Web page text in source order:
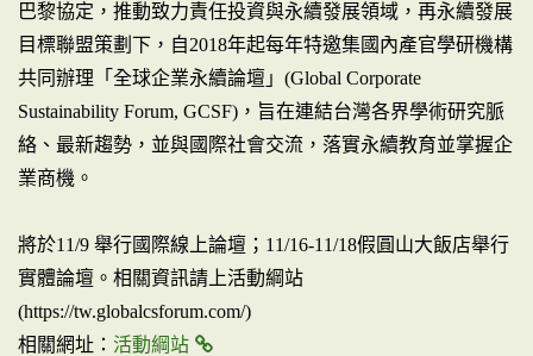
巴黎協定，推動致力責任投資與永續發展領域，再永續發展
目標聯盟策劃下，自2018年起每年特邀集國內產官學研機構
共同辦理「全球企業永續論壇」(Global Corporate
Sustainability Forum, GCSF)，旨在連結台灣各界學術研究脈
絡、最新趨勢，並與國際社會交流，落實永續教育並掌握企
業商機。
將於11/9 舉行國際線上論壇；11/16-11/18假圓山大飯店舉行
實體論壇。相關資訊請上活動綱站
(https://tw.globalcsforum.com/)
相關網址： 活動綱站